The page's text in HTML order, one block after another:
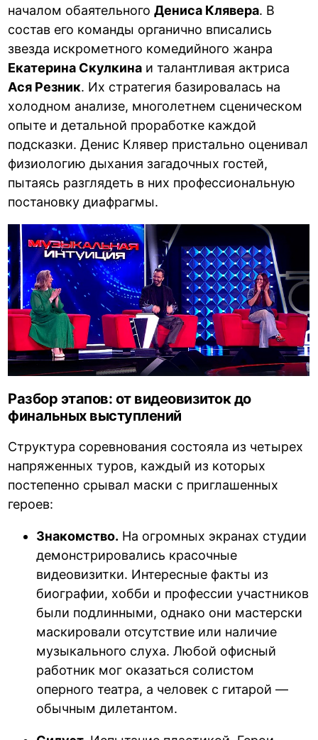
началом обаятельногоДениса Клявера. В
состав его команды органично вписались
звезда искрометного комедийного жанра
Екатерина Скулкина и талантливая актриса
Ася Резник. Их стратегия базировалась на
холодном анализе, многолетнем сценическом
опыте и детальной проработке каждой
подсказки. Денис Клявер пристально оценивал
физиологию дыхания загадочных гостей,
пытаясь разглядеть в них профессиональную
постановку диафрагмы.
Разбор этапов: от видеовизиток до
финальных выступлений
Структура соревнования состояла из четырех
напряженных туров, каждый из которых
постепенно срывал маски с приглашенных
героев:
Знакомство. На огромных экранах студии
демонстрировались красочные
видеовизитки. Интересные факты из
биографии, хобби и профессии участников
были подлинными, однако они мастерски
маскировали отсутствие или наличие
музыкального слуха. Любой офисный
работник мог оказаться солистом
оперного театра, а человек с гитарой —
обычным дилетантом.